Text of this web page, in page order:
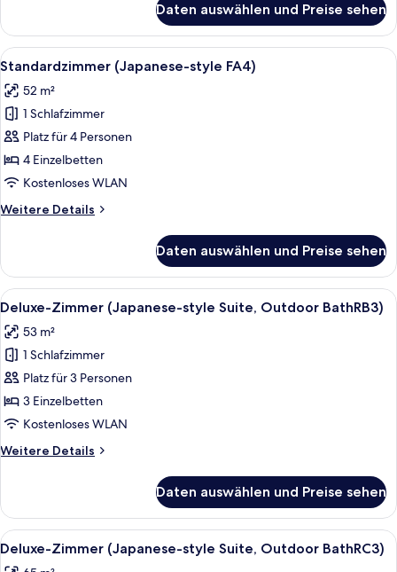
(Japanese-
style
with
Bath
RA)
Daten auswählen und Preise sehen
Alle
Fotos
für
Standardzimmer
(Japanese-
style
FA4)
Ein Hotelzimmer mit einem großen
5
Standardzimmer (Japanese-style FA4)
52 m²
1 Schlafzimmer
Platz für 4 Personen
4 Einzelbetten
Kostenloses WLAN
Weitere Details
Weitere
(Japanese-
style
FA4)
Daten auswählen und Preise sehen
Alle
Fotos
für
Deluxe-
Zimmer
(Japanese-
style
Outdoor
Ein traditionelles japanisches
6
Deluxe-Zimmer (Japanese-style Suite, Outdoor BathRB3)
53 m²
1 Schlafzimmer
Platz für 3 Personen
3 Einzelbetten
Kostenloses WLAN
Weitere Details
Weitere
Zimmer
(Japanese-
style
Daten auswählen und Preise sehen
Alle
Fotos
Ein modernes Haus mit großen
8
Deluxe-Zimmer (Japanese-style Suite, Outdoor BathRC3)